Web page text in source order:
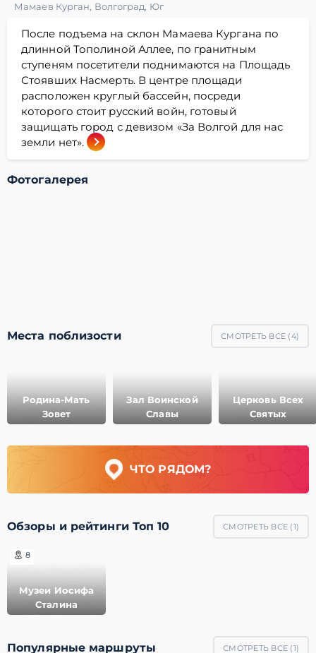
Мамаев Курган, Волгоград, Юг
После подъема на склон Мамаева Кургана по
длинной Тополиной Аллее, по гранитным
ступеням посетители поднимаются на Площадь
Стоявших Насмерть. В центре площади
расположен круглый бассейн, посреди
которого стоит русский войн, готовый
защищать город с девизом «За Волгой для нас
земли нет».
Фотогалерея
Места поблизости СМОТРЕТЬ ВСЕ (4)
Родина-Мать
Зовет
Зал Воинской
Славы
Церковь Всех
Святых
ЧТО РЯДОМ?
Обзоры и рейтинги Топ 10 СМОТРЕТЬ ВСЕ (1)
8
Музеи Иосифа
Сталина
Популярные маршруты СМОТРЕТЬ ВСЕ (1)